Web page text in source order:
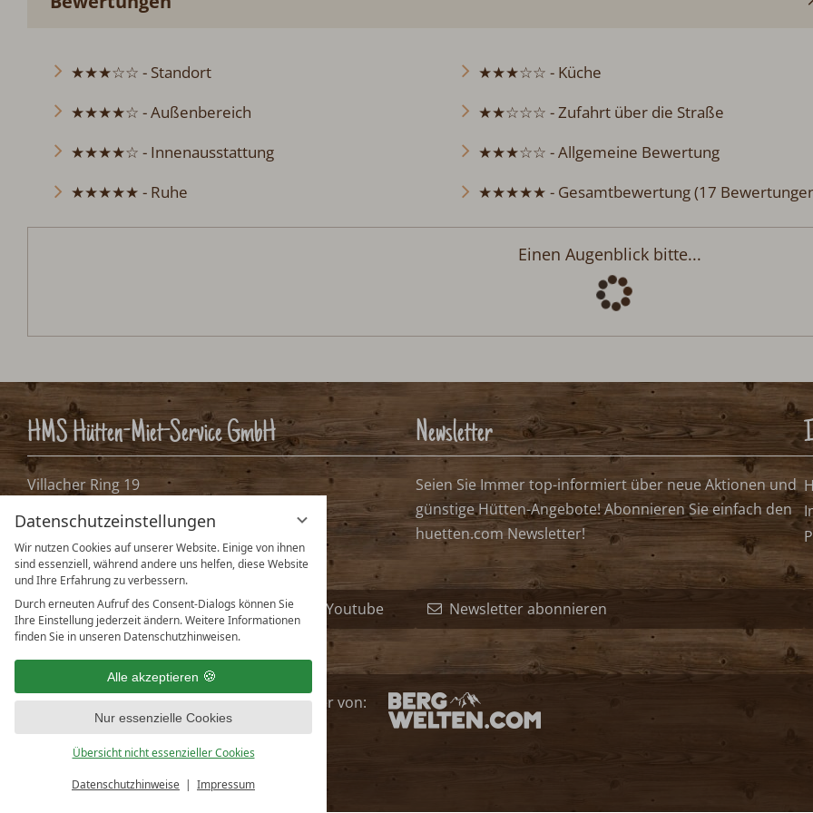
Datenschutzeinstellungen
Wir nutzen Cookies auf unserer Website. Einige von ihnen
sind essenziell, während andere uns helfen, diese Website
und Ihre Erfahrung zu verbessern.
Durch erneuten Aufruf des Consent-Dialogs können Sie
Ihre Einstellung jederzeit ändern. Weitere Informationen
finden Sie in unseren Datenschutzhinweisen.
Alle akzeptieren
Nur essenzielle Cookies
Übersicht nicht essenzieller Cookies
Datenschutzhinweise Impressum
★★★☆☆ - Standort
★★★★☆ - Außenbereich
★★★★☆ - Innenausstattung
★★★★★ - Ruhe
★★★☆☆ - Küche
★★☆☆☆ - Zufahrt über die Straße
★★★☆☆ - Allgemeine Bewertung
★★★★★ - Gesamtbewertung (17
Einen Augenblick bitte...
HMS Hütten-Miet-Service GmbH
Villacher Ring 19
info@huetten.com
www.huetten.com
Facebook Instagram Youtube
Newsletter
Seien Sie Immer top-informiert über neue Aktionen und
günstige Hütten-Angebote! Abonnieren Sie einfach den
huetten.com Newsletter!
Newsletter abonnieren
huetten.com istPartnervon:
Deutsch English